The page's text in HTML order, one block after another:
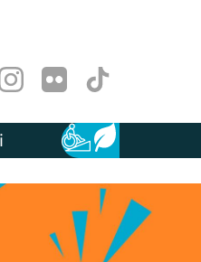
Instagram
Flick TikTok
Pieejamība
Ilgtspēja